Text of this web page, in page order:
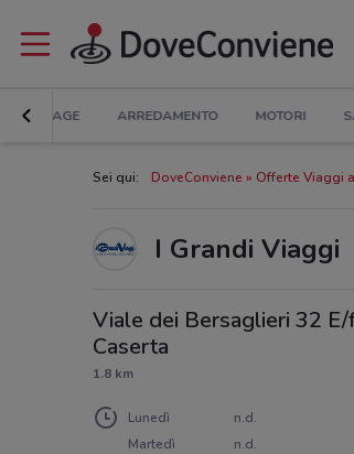
BRICOLAGE ARREDAMENTO MOTORI
Sei qui: DoveConviene Offerte Viaggi
I Grandi Viaggi
Viale dei Bersaglieri 32 E/
Caserta
1.8 km
Lunedì
n.d.
Martedì
n.d.